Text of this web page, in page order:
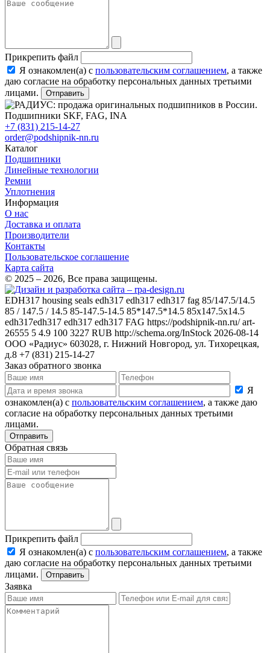
Прикрепить файл
Я ознакомлен(а) с пользовательским соглашением, а также
даю согласие на обработку персональных данных третьими
лицами.
Отправить
+7 (831) 215-14-27
order@podshipnik-nn.ru
Каталог
Подшипники
Линейные технологии
Ремни
Уплотнения
Информация
О нас
Доставка и оплата
Производители
Контакты
Пользовательское соглашение
Карта сайта
© 2025 – 2026, Все права защищены.
EDH317 housing seals edh317 edh317 edh317 fag 85/147.5/14.5
85 / 147.5 / 14.5 85-147.5-14.5 85*147.5*14.5 85x147.5x14.5
edh317edh317 edh317 edh317 FAG https://podshipnik-nn.ru/ art-
26555 5 4.9 100 3227 RUB http://schema.org/InStock 2026-08-14
ООО «Радиус» 603028, г. Нижний Новгород, ул. Тихорецкая,
д.8 +7 (831) 215-14-27
Заказ обратного звонка
Я
ознакомлен(а) с пользовательским соглашением, а также даю
согласие на обработку персональных данных третьими
лицами.
Отправить
Обратная связь
Прикрепить файл
Я ознакомлен(а) с пользовательским соглашением, а также
даю согласие на обработку персональных данных третьими
лицами.
Отправить
Заявка